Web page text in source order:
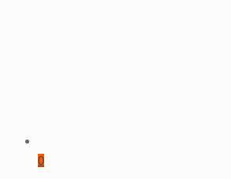
0